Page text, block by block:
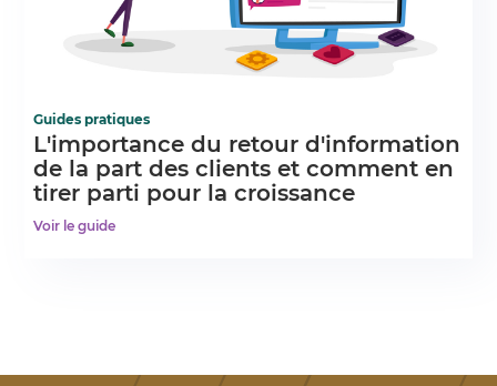
Guides pratiques
L'importance du retour d'information
de la part des clients et comment en
tirer parti pour la croissance
Voir le guide